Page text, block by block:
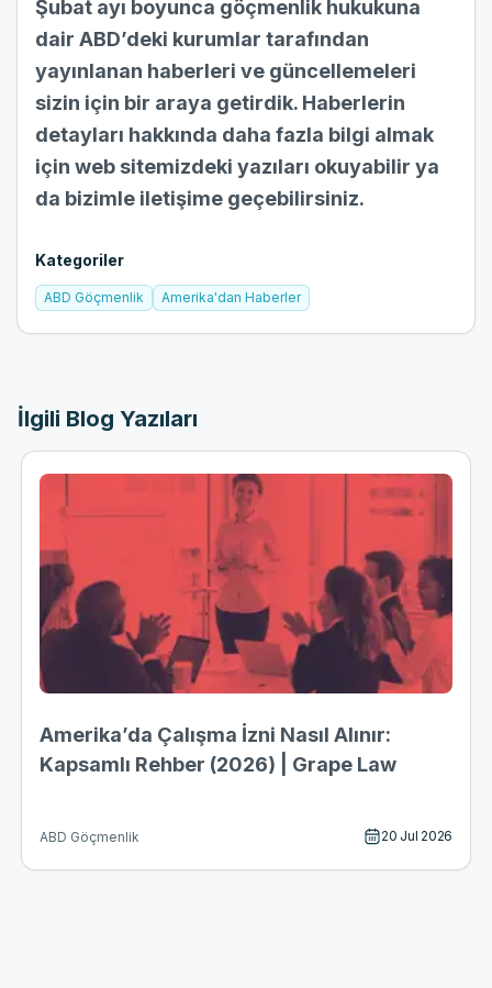
Şubat ayı boyunca göçmenlik hukukuna
dair ABD’deki kurumlar tarafından
yayınlanan haberleri ve güncellemeleri
sizin için bir araya getirdik. Haberlerin
detayları hakkında daha fazla bilgi almak
için web sitemizdeki yazıları okuyabilir ya
da bizimle iletişime geçebilirsiniz.
Kategoriler
ABD Göçmenlik Amerika'dan Haberler
İlgili Blog Yazıları
Amerika’da Çalışma İzni Nasıl Alınır:
Kapsamlı Rehber (2026) | Grape Law
ABD Göçmenlik 20 Jul 2026